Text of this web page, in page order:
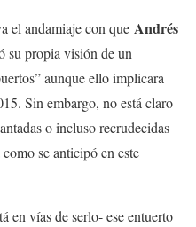
el andamiaje con que Andrés
su propia visión de un
aunque ello implicara
Sin embargo, no está claro
o incluso recrudecidas
se anticipó en este
en vías de serlo- ese entuerto